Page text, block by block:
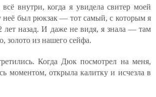
внутри, когда я увидела свитер моей
неё был рюкзак — тот самый, с которым я
лет назад. И даже не видя, я знала — там
золото из нашего сейфа.
Когда Дюк посмотрел на меня,
моментом, открыла калитку и исчезла в